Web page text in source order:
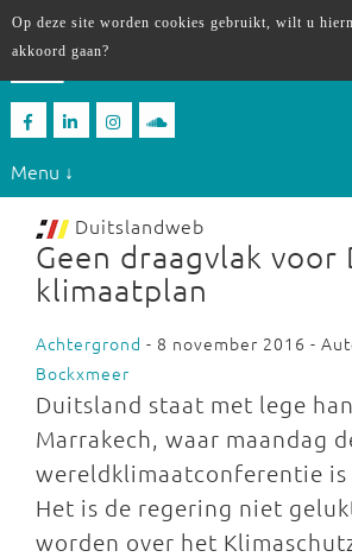
Menu ↓
Duitslandweb
Geen draagvlak voor
klimaatplan
Achtergrond - 8 november 2016 -
Bockxmeer
Duitsland staat met lege
Marrakech, waar maandag
wereldklimaatconferentie is
Het is de regering niet
worden over het
Op deze site worden cookies gebruikt, wilt u
akkoord gaan?